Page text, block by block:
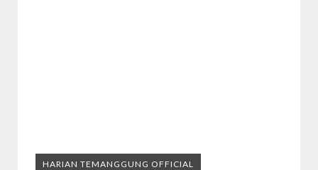
HARIAN TEMANGGUNG OFFICIAL